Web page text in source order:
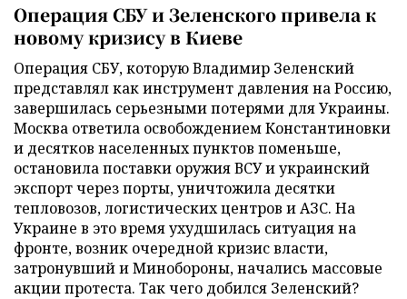
Операция СБУ и Зеленского привела к
новому кризису в Киеве
Операция СБУ, которую Владимир Зеленский
представлял как инструмент давления на Россию,
завершилась серьезными потерями для Украины.
Москва ответила освобождением Константиновки
и десятков населенных пунктов поменьше,
остановила поставки оружия ВСУ и украинский
экспорт через порты, уничтожила десятки
тепловозов, логистических центров и АЗС. На
Украине в это время ухудшилась ситуация на
фронте, возник очередной кризис власти,
затронувший и Минобороны, начались массовые
акции протеста. Так чего добился Зеленский?